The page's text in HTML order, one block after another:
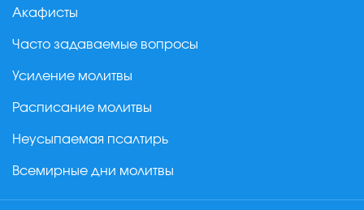
Акафисты
Часто задаваемые вопросы
Усиление молитвы
Расписание молитвы
Неусыпаемая псалтирь
Всемирные дни молитвы